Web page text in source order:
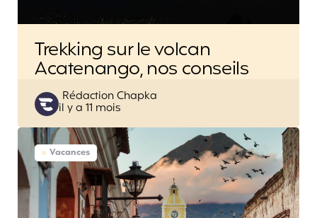
Trekking sur le volcan
Acatenango, nos conseils
Posted
by
Rédaction Chapka
il y a 11 mois
Vacances